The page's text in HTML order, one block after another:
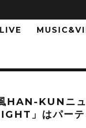
LIVE
HAN-KUNニ
」はパー